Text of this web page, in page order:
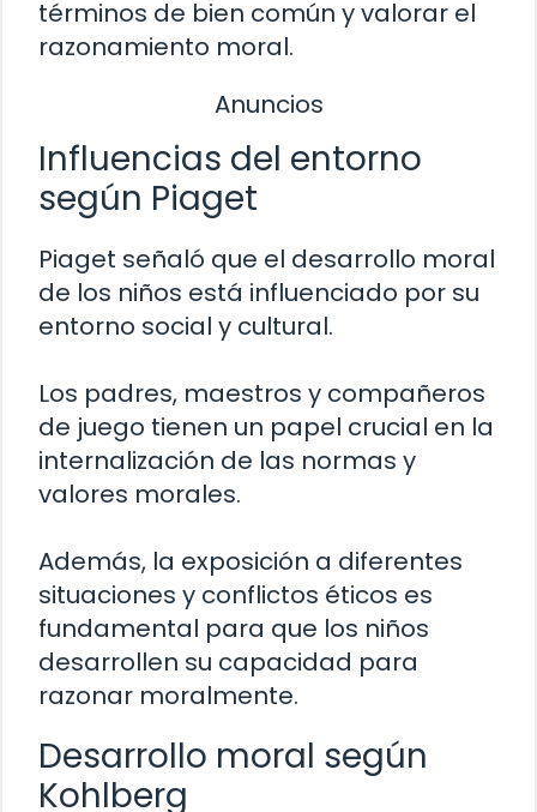
términos de bien común y valorar el
razonamiento moral.
Anuncios
Influencias del entorno
según Piaget
Piaget señaló que el desarrollo moral
de los niños está influenciado por su
entorno social y cultural.
Los padres, maestros y compañeros
de juego tienen un papel crucial en la
internalización de las normas y
valores morales.
Además, la exposición a diferentes
situaciones y conflictos éticos es
fundamental para que los niños
desarrollen su capacidad para
razonar moralmente.
Desarrollo moral según
Kohlberg